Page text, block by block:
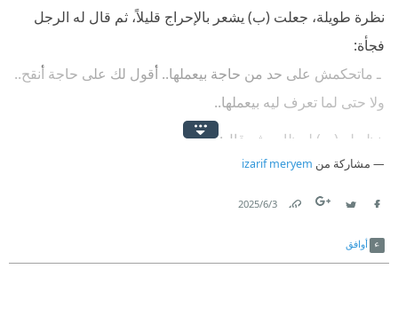
نظرة طويلة، جعلت (ب) يشعر بالإحراج قليلاً، ثم قال له الرجل
فجأة:
‫ ـ ماتحكمش على حد من حاجة بيعملها.. أقول لك على حاجة أنقح..
ولا حتى لما تعرف ليه بيعملها..
‫ نظر له (ب) لحظات، ثم قال:
‫ ـ أمال أحكم عليه امتى بقى؟
‫ ابتسم الرجل، ونظر للنيل طويلاً، ثم التفت لـ(ب) وقال بضحكة
مستهزئة:
مشاركة من izarif meryem
3‏/6‏/2025
أوافق